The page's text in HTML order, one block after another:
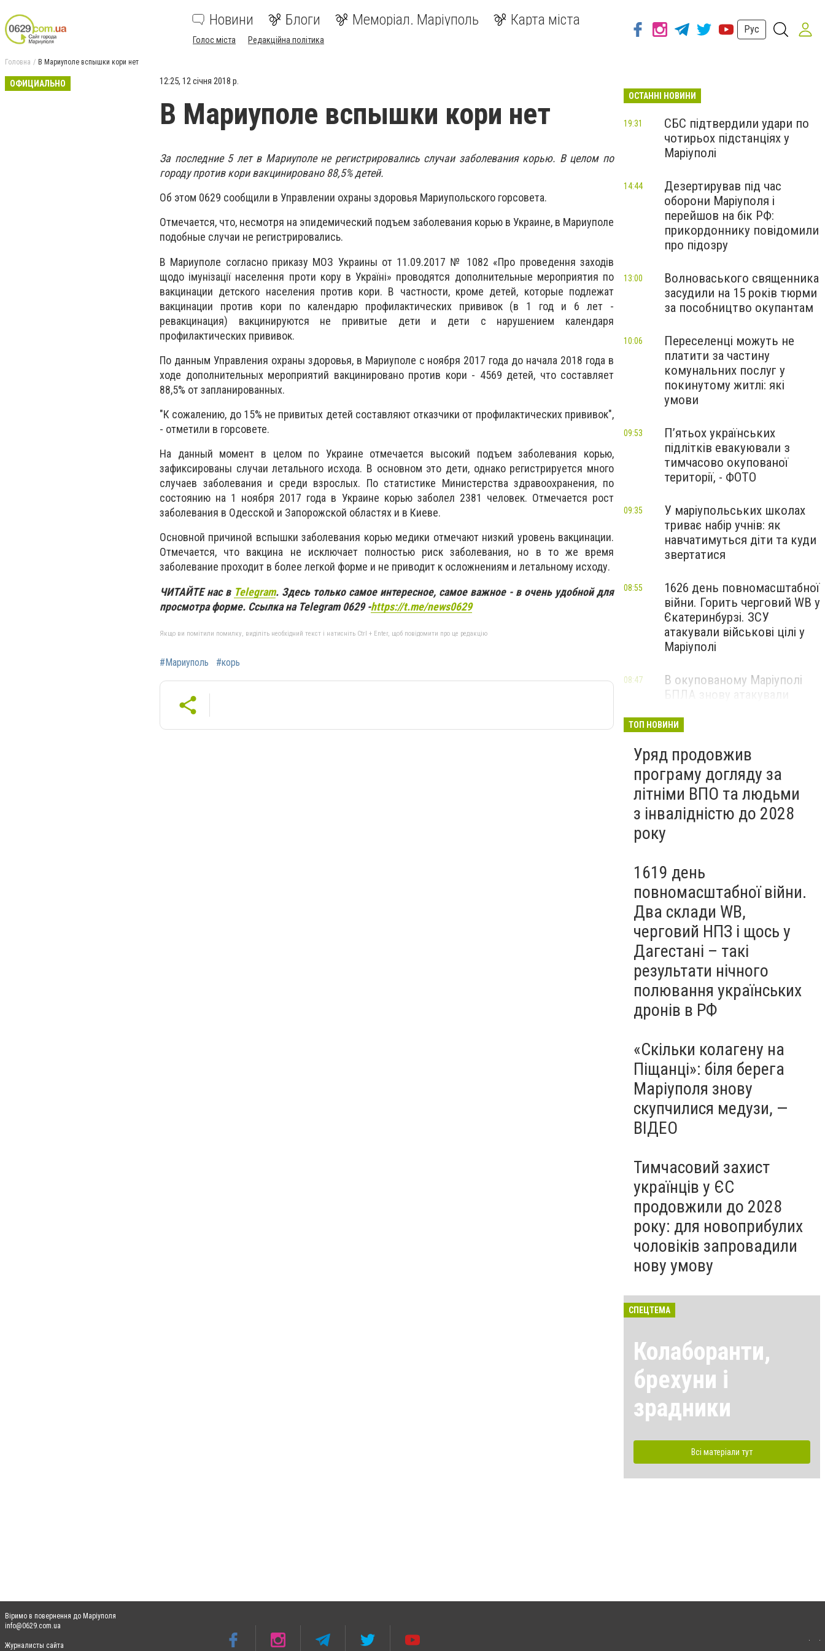
Новини Блоги Меморіал. Маріуполь Карта міста
Голос міста Редакційна політика
Рус
Головна В Мариуполе вспышки кори нет
ОФИЦИАЛЬНО 12:25, 12 січня 2018 р.
В Мариуполе вспышки кори нет
За последние 5 лет в Мариуполе не регистрировались случаи заболевания корью. В целом по
городу против кори вакцинировано 88,5% детей.
Об этом 0629 сообщили в Управлении охраны здоровья Мариупольского горсовета.
Отмечается, что, несмотря на эпидемический подъем заболевания корью в Украине, в Мариуполе
подобные случаи не регистрировались.
В Мариуполе согласно приказу МОЗ Украины от 11.09.2017 № 1082 «Про проведення заходів
щодо імунізації населення проти кору в Україні» проводятся дополнительные мероприятия по
вакцинации детского населения против кори. В частности, кроме детей, которые подлежат
вакцинации против кори по календарю профилактических прививок (в 1 год и 6 лет -
ревакцинация) вакцинируются не привитые дети и дети с нарушением календаря
профилактических прививок.
По данным Управления охраны здоровья, в Мариуполе с ноября 2017 года до начала 2018 года в
ходе дополнительных мероприятий вакцинировано против кори - 4569 детей, что составляет
88,5% от запланированных.
"К сожалению, до 15% не привитых детей составляют отказчики от профилактических прививок",
- отметили в горсовете.
На данный момент в целом по Украине отмечается высокий подъем заболевания корью,
зафиксированы случаи летального исхода. В основном это дети, однако регистрируется много
случаев заболевания и среди взрослых. По статистике Министерства здравоохранения, по
состоянию на 1 ноября 2017 года в Украине корью заболел 2381 человек. Отмечается рост
заболевания в Одесской и Запорожской областях и в Киеве.
Основной причиной вспышки заболевания корью медики отмечают низкий уровень вакцинации.
Отмечается, что вакцина не исключает полностью риск заболевания, но в то же время
заболевание проходит в более легкой форме и не приводит к осложнениям и летальному исходу.
ЧИТАЙТЕ нас в Telegram. Здесь только самое интересное, самое важное - в очень удобной для
просмотра форме. Ссылка на Telegram 0629 -https://t.me/news0629
Якщо ви помітили помилку, виділіть необхідний текст і натисніть Ctrl + Enter, щоб повідомити про це редакцію
#Мариуполь #корь
ОСТАННІ НОВИНИ
СБС підтвердили удари по
чотирьох підстанціях у
Маріуполі
19:31
Дезертирував під час
оборони Маріуполя і
перейшов на бік РФ:
прикордоннику повідомили
про підозру
14:44
Волноваського священника
засудили на 15 років тюрми
за пособництво окупантам
13:00
Переселенці можуть не
платити за частину
комунальних послуг у
покинутому житлі: які
умови
10:06
П’ятьох українських
підлітків евакуювали з
тимчасово окупованої
території, - ФОТО
09:53
У маріупольських школах
триває набір учнів: як
навчатимуться діти та куди
звертатися
09:35
1626 день повномасштабної
війни. Горить черговий WB у
Єкатеринбурзі. ЗСУ
атакували військові цілі у
Маріуполі
08:55
В окупованому Маріуполі
БПЛА знову атакували
— ВІДЕО
08:47
ТОП НОВИНИ
Уряд продовжив
програму догляду за
літніми ВПО та людьми
з інвалідністю до 2028
року
1619 день
повномасштабної війни.
Два склади WB,
черговий НПЗ і щось у
Дагестані – такі
результати нічного
полювання українських
дронів в РФ
«Скільки колагену на
Піщанці»: біля берега
Маріуполя знову
скупчилися медузи, —
ВІДЕО
Тимчасовий захист
українців у ЄС
продовжили до 2028
року: для новоприбулих
чоловіків запровадили
нову умову
СПЕЦТЕМА
Колаборанти,
брехуни і
зрадники
Всі матеріали тут
Віримо в повернення до Маріуполя
info@0629.com.ua
Журналисты сайта